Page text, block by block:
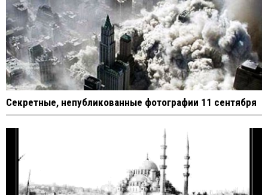
Cекретные, непубликованные фотографии 11 сентября